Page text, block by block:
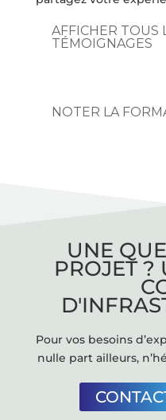
AFFICHER TOUS
TÉMOIGNAGES
NOTER LA
UNE
PROJET ?
Pour vos besoins
nulle part ailleurs,